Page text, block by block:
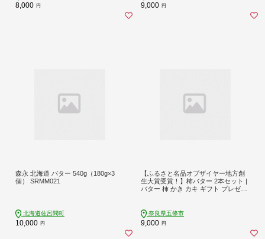
8,000 円 9,000 円
森永 北海道 バター 540g（180g×3
個） SRMM021
北海道佐呂間町
10,000 円
【ふるさと名品オブザイヤー地方創
生大賞受賞！】柿バター 2本セット |
バター 柿 かき カキ ギフト プレゼン
奈良県五條市
9,000 円